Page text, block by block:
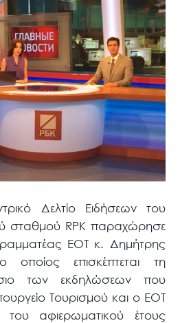
Δελτίο Ειδήσεων του
σταθμού RPK παραχώρησε
ΕΟΤ κ. Δημήτρης
επισκέπτεται τη
των εκδηλώσεων που
Τουρισμού και ο ΕΟΤ
αφιερωματικού έτους